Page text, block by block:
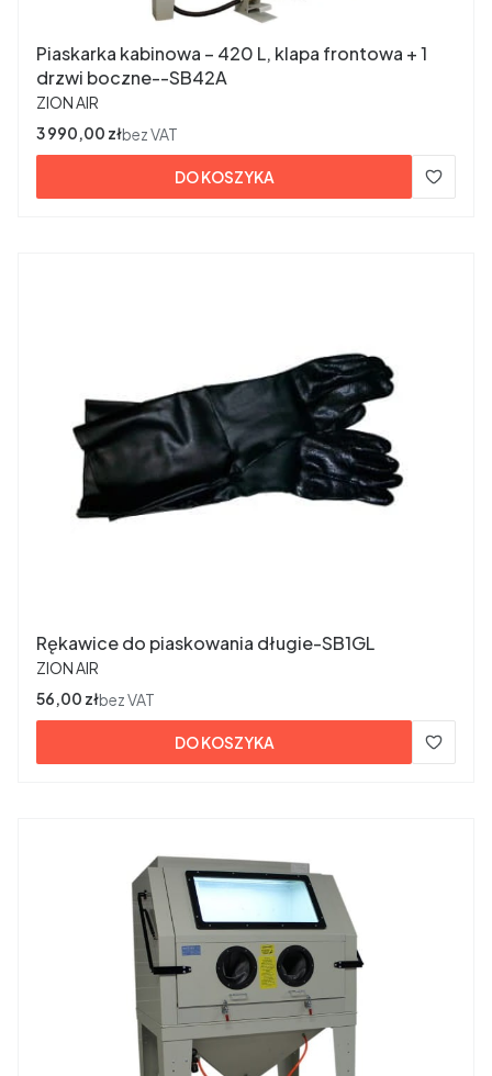
Piaskarka kabinowa – 420 L, klapa frontowa + 1
drzwi boczne--SB42A
PRODUCENT
ZION AIR
Cena
3 990,00 złbez VAT
DO KOSZYKA
Rękawice do piaskowania długie-SB1GL
PRODUCENT
ZION AIR
Cena
56,00 złbez VAT
DO KOSZYKA